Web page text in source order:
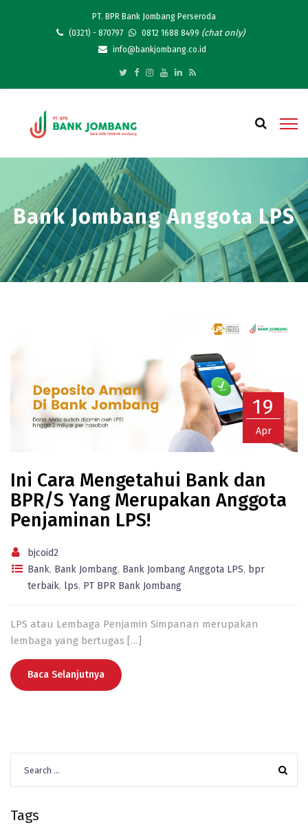
PT. BPR Bank Jombang Perseroda
(0321) - 870797
0812 1688 8499 (chat only)
info@bankjombang.co.id
Bank Jombang Anggota LPS
19
Apr
Ini Cara Mengetahui Bank dan
BPR/S Yang Merupakan Anggota
Penjaminan LPS!
bjcoid2
Bank, Bank Jombang, Bank Jombang Anggota LPS, bpr
terbaik, lps, PT BPR Bank Jombang
LPS atau Lembaga Penjamin Simpanan merupakan
lembaga yang bertugas
[…]
Baca Selanjutnya
for:
Tags